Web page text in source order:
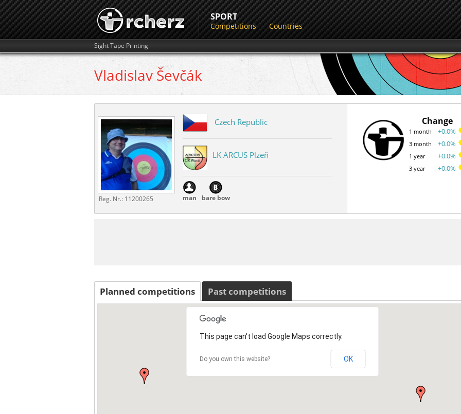
SPORT
Competitions Countries
Sight Tape Printing
Vladislav Ševčák
Reg. Nr.: 11200265
Czech Republic
LK ARCUS Plzeň
man bare bow
Change
1 month
3 month
1 year
3 year
+0.0%
+0.0%
+0.0%
+0.0%
Planned competitions Past competitions
This page can't load Google Maps correctly.
Do you own this website? OK